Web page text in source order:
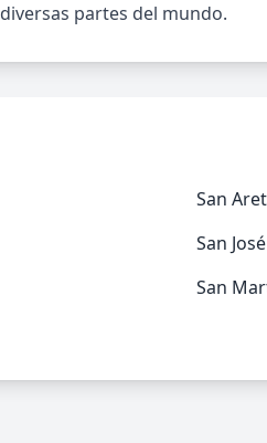
partes del mundo.
San
San
San